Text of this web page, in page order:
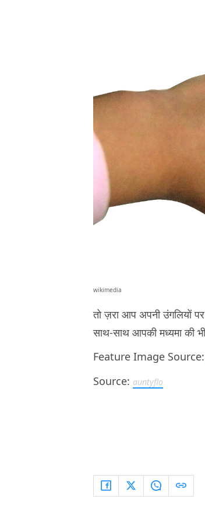
wikimedia
तो ज़रा आप अपनी उंगलियों
साथ-साथ आपकी मध्यमा की
Feature Image Source:
Source: auntyflo